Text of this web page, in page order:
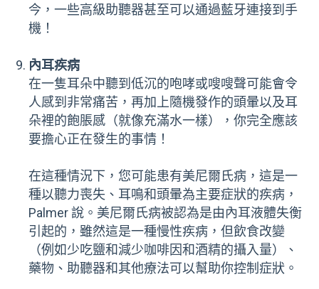
今，一些高級助聽器甚至可以通過藍牙連接到手
機！
內耳疾病
在一隻耳朵中聽到低沉的咆哮或嗖嗖聲可能會令
人感到非常痛苦，再加上隨機發作的頭暈以及耳
朵裡的飽脹感（就像充滿水一樣），你完全應該
要擔心正在發生的事情！
在這種情況下，您可能患有美尼爾氏病，這是一
種以聽力喪失、耳鳴和頭暈為主要症狀的疾病，
Palmer 說。美尼爾氏病被認為是由內耳液體失衡
引起的，雖然這是一種慢性疾病，但飲食改變
（例如少吃鹽和減少咖啡因和酒精的攝入量）、
藥物、助聽器和其他療法可以幫助你控制症狀。